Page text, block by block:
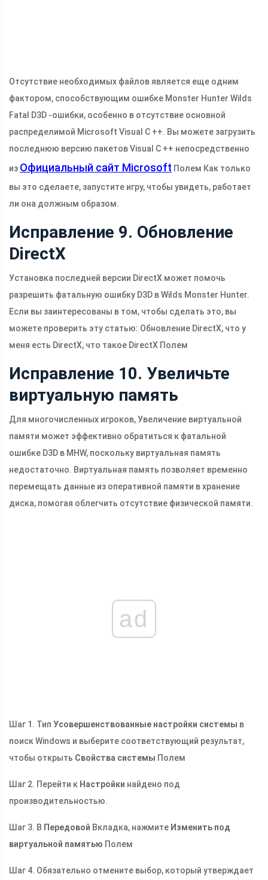
Отсутствие необходимых файлов является еще одним
фактором, способствующим ошибке Monster Hunter Wilds
Fatal D3D -ошибки, особенно в отсутствие основной
распределимой Microsoft Visual C ++. Вы можете загрузить
последнюю версию пакетов Visual C ++ непосредственно
из Официальный сайт Microsoft Полем Как только
вы это сделаете, запустите игру, чтобы увидеть, работает
ли она должным образом.
Исправление 9. Обновление
DirectX
Установка последней версии DirectX может помочь
разрешить фатальную ошибку D3D в Wilds Monster Hunter.
Если вы заинтересованы в том, чтобы сделать это, вы
можете проверить эту статью: Обновление DirectX, что у
меня есть DirectX, что такое DirectX Полем
Исправление 10. Увеличьте
виртуальную память
Для многочисленных игроков, Увеличение виртуальной
памяти может эффективно обратиться к фатальной
ошибке D3D в MHW, поскольку виртуальная память
недостаточно. Виртуальная память позволяет временно
перемещать данные из оперативной памяти в хранение
диска, помогая облегчить отсутствие физической памяти.
ad
Шаг 1. Тип Усовершенствованные настройки системы в
поиск Windows и выберите соответствующий результат,
чтобы открыть Свойства системы Полем
Шаг 2. Перейти к Настройки найдено под
производительностью.
Шаг 3. В Передовой Вкладка, нажмите Изменить под
виртуальной памятью Полем
Шаг 4. Обязательно отмените выбор, который утверждает